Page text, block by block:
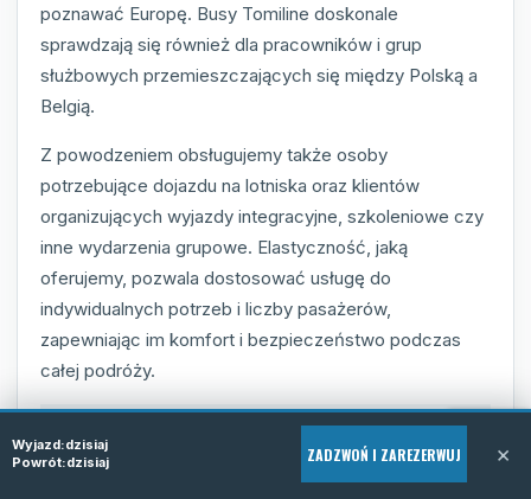
poznawać Europę. Busy Tomiline doskonale
sprawdzają się również dla pracowników i grup
służbowych przemieszczających się między Polską a
Belgią.
Z powodzeniem obsługujemy także osoby
potrzebujące dojazdu na lotniska oraz klientów
organizujących wyjazdy integracyjne, szkoleniowe czy
inne wydarzenia grupowe. Elastyczność, jaką
oferujemy, pozwala dostosować usługę do
indywidualnych potrzeb i liczby pasażerów,
zapewniając im komfort i bezpieczeństwo podczas
całej podróży.
Rodziny wyjeżdżające na wakacje
Pracownicy i delegacje służbowe
Wyjazd:dzisiaj
Powrót:dzisiaj ZADZWOŃ I ZAREZERWUJ ×